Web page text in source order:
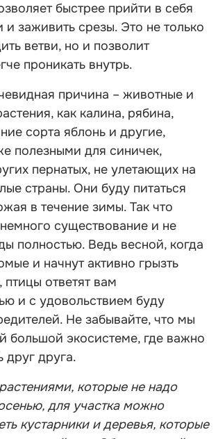
быстрее прийти в себя
и заживить срезы. Это не только
ветви, но и позволит
проникать внутрь.
причина – животные и
как калина, рябина,
сорта яблонь и другие,
полезными для синичек,
пернатых, не улетающих на
страны. Они буду питаться
в течение зимы. Так что
существование и не
полностью. Ведь весной, когда
и начнут активно грызть
ответят вам
и с удовольствием буду
Не забывайте, что мы
большой экосистеме, где важно
друг друга.
которые не надо
для участка можно
кустарники и деревья, которые